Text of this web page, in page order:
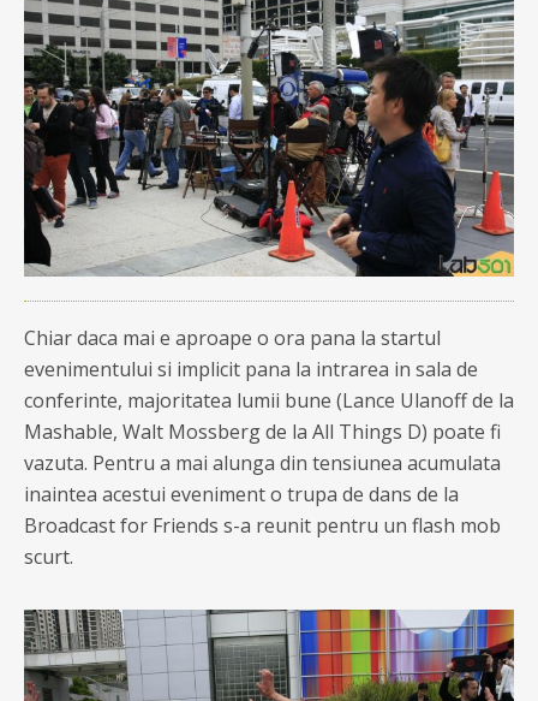
Chiar daca mai e aproape o ora pana la startul
evenimentului si implicit pana la intrarea in sala de
conferinte, majoritatea lumii bune (Lance Ulanoff de la
Mashable, Walt Mossberg de la All Things D) poate fi
vazuta. Pentru a mai alunga din tensiunea acumulata
inaintea acestui eveniment o trupa de dans de la
Broadcast for Friends s-a reunit pentru un flash mob
scurt.